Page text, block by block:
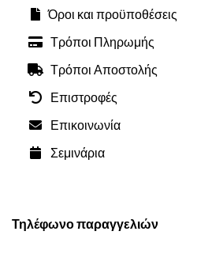
Όροι και προϋποθέσεις
Τρόποι Πληρωμής
Τρόποι Αποστολής
Επιστροφές
Επικοινωνία
Σεμινάρια
Τηλέφωνο παραγγελιών